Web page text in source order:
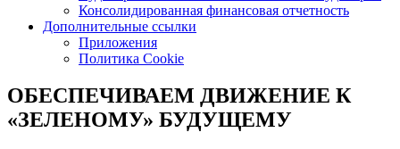
Консолидированная финансовая отчетность
Дополнительные ссылки
Приложения
Политика Cookie
ОБЕСПЕЧИВАЕМ ДВИЖЕНИЕ К
«ЗЕЛЕНОМУ» БУДУЩЕМУ